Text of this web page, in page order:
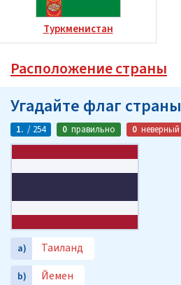
Туркменистан
Расположение страны
Угадайте флаг страны
1. / 254 0 правильно 0 неверный
a) Таиланд
b) Йемен